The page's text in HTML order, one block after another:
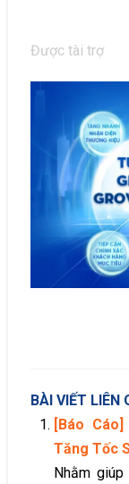
Được tài trợ
BÀI VIẾT LIÊN
[Báo
Tăng Tốc
Nhằm